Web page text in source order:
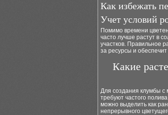
Как избежать
Учет условий
Помимо времени
часто лучше растут в
участков. Правильное
за ресурсы и
Какие
Для создания клумбы
требуют частого
можно выделить как
непрерывного